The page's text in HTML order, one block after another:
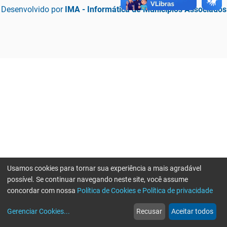
Desenvolvido por IMA - Informática de Municípios Associados
web
Notícias
more_horiz
Mais
Usamos cookies para tornar sua experiência a mais agradável
possível. Se continuar navegando neste site, você assume
concordar com nossa Política de Cookies e Política de privacidade
Gerenciar Cookies... Recusar Aceitar todos
Erro ao enviar informações, por favor tente novamente